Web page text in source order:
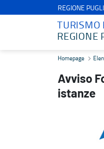
REGIONE
TURISMO
REGIONE
Avviso Fondo speciale
Homepage
Avviso
istanze